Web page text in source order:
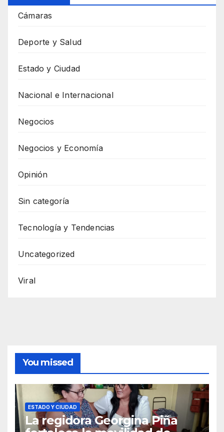
Cámaras
Deporte y Salud
Estado y Ciudad
Nacional e Internacional
Negocios
Negocios y Economía
Opinión
Sin categoría
Tecnología y Tendencias
Uncategorized
Viral
You missed
ESTADO Y CIUDAD
La regidora Georgina Piña